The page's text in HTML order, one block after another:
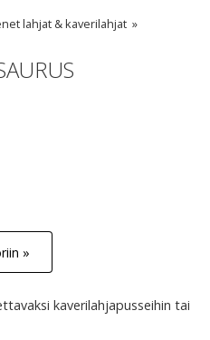
lahjat & kaverilahjat
»
kaverilahjapusseihin tai